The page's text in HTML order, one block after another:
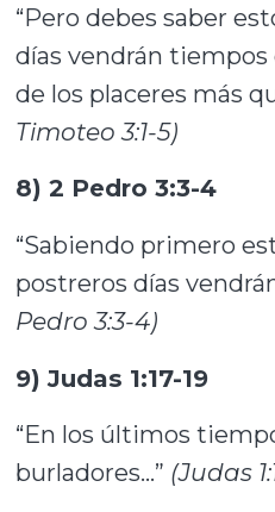
“Pero debes saber
días vendrán
de los placeres más
Timoteo 3:1-5)
8) 2 Pedro 3:3-4
“Sabiendo primero
postreros días
Pedro 3:3-4)
9) Judas 1:17-19
“En los últimos
burladores…” (Judas